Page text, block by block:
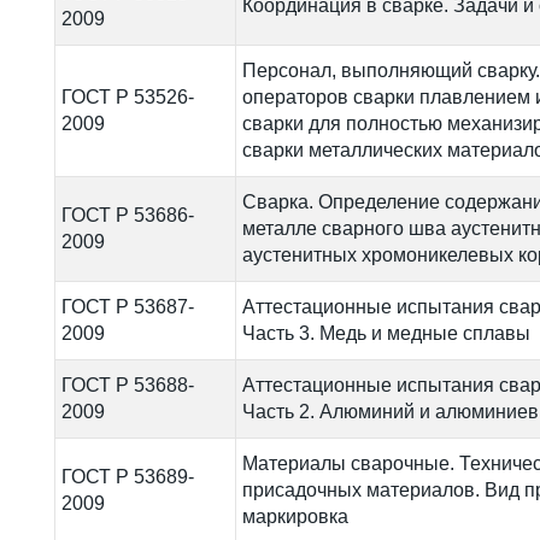
2009
Координация в сварке. Задачи и
ГОСТ Р 53526-
2009
Персонал, выполняющий
операторов сварки плавлением
сварки для полностью
сварки металлических
ГОСТ Р 53686-
2009
Сварка. Определение
металле сварного шва
аустенитных хромоникелевых
ГОСТ Р 53687-
2009
Аттестационные испытания
Часть 3. Медь и медные сплавы
ГОСТ Р 53688-
2009
Аттестационные испытания
Часть 2. Алюминий и
ГОСТ Р 53689-
2009
Материалы сварочные.
присадочных материалов. Вид
маркировка